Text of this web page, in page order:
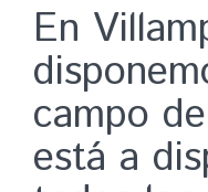
En
campo
está a